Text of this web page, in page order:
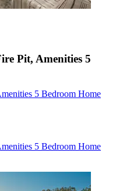
Pit, Amenities 5
5 Bedroom Home
5 Bedroom Home